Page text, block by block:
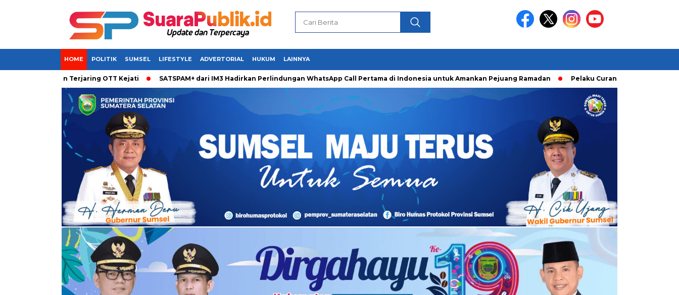
HOME POLITIK SUMSEL LIFESTYLE ADVERTORIAL HUKUM LAINNYA
Terjaring OTT Kejati SATSPAM+ dari IM3 Hadirkan Perlindungan WhatsApp Call Pertama di Indonesia untuk Amankan Pejuang Ramadan Pelaku Curanmor diringkusi Unit